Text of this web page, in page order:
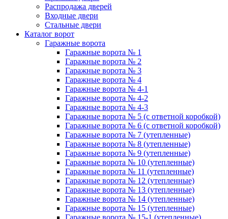
Распродажа дверей
Входные двери
Стальные двери
Каталог ворот
Гаражные ворота
Гаражные ворота № 1
Гаражные ворота № 2
Гаражные ворота № 3
Гаражные ворота № 4
Гаражные ворота № 4-1
Гаражные ворота № 4-2
Гаражные ворота № 4-3
Гаражные ворота № 5 (с ответной коробкой)
Гаражные ворота № 6 (с ответной коробкой)
Гаражные ворота № 7 (утепленные)
Гаражные ворота № 8 (утепленные)
Гаражные ворота № 9 (утепленные)
Гаражные ворота № 10 (утепленные)
Гаражные ворота № 11 (утепленные)
Гаражные ворота № 12 (утепленные)
Гаражные ворота № 13 (утепленные)
Гаражные ворота № 14 (утепленные)
Гаражные ворота № 15 (утепленные)
Гаражные ворота № 15-1 (утепленные)